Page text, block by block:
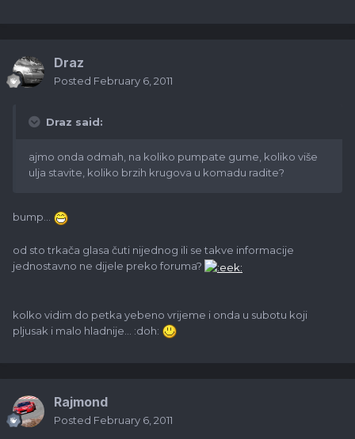
Draz
Posted February 6, 2011
Draz said:
ajmo onda odmah, na koliko pumpate gume, koliko više
ulja stavite, koliko brzih krugova u komadu radite?
bump...
od sto trkača glasa čuti nijednog ili se takve informacije
jednostavno ne dijele preko foruma?
kolko vidim do petka yebeno vrijeme i onda u subotu koji
pljusak i malo hladnije... :doh:
Rajmond
Posted February 6, 2011